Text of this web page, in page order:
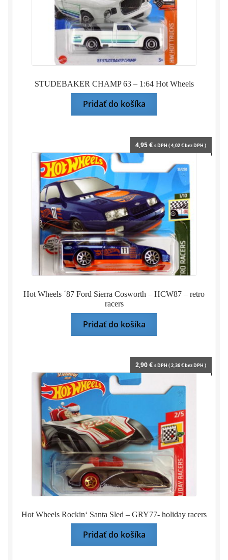
STUDEBAKER CHAMP 63 – 1:64 Hot Wheels
Pridať do košíka
Hot Wheels ´87 Ford Sierra Cosworth – HCW87 – retro
racers
4,95€ s DPH (4,02€bez DPH )
Pridať do košíka
Hot Wheels Rockin‘ Santa Sled – GRY77- holiday racers
2,90€ s DPH (2,36€bez DPH )
Pridať do košíka